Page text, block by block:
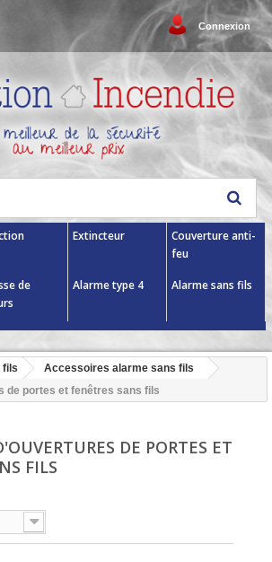
Connexion
Extincteur
Couverture anti-
feu
de
Alarme type 4 Alarme sans fils
fils
Accessoires alarme sans fils
de portes et fenêtres sans fils
DE PORTES ET
FILS